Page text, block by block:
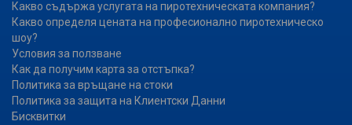
Какво съдържа услугата на пиротехническата компания?
Какво определя цената на професионално пиротехническо
шоу?
Условия за ползване
Как да получим карта за отстъпка?
Политика за връщане на стоки
Политика за защита на Клиентски Данни
Бисквитки